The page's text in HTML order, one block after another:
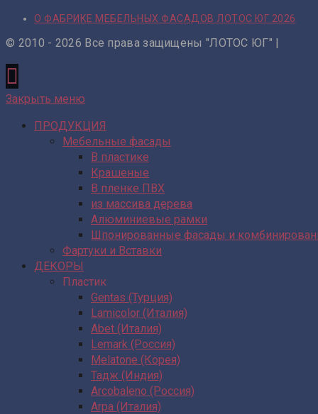
О ФАБРИКЕ МЕБЕЛЬНЫХ ФАСАДОВ ЛОТОС ЮГ 2026
© 2010 - 2026 Все права защищены "ЛОТОС ЮГ" |
Закрыть меню
ПРОДУКЦИЯ
Мебельные фасады
В пластике
Крашеные
В пленке ПВХ
из массива дерева
Алюминиевые рамки
Шпонированные фасады и
Фартуки и Вставки
ДЕКОРЫ
Пластик
Gentas (Турция)
Lamicolor (Италия)
Abet (Италия)
Lemark (Россия)
Melatone (Корея)
Тадж (Индия)
Arcobaleno (Россия)
Arpa (Италия)